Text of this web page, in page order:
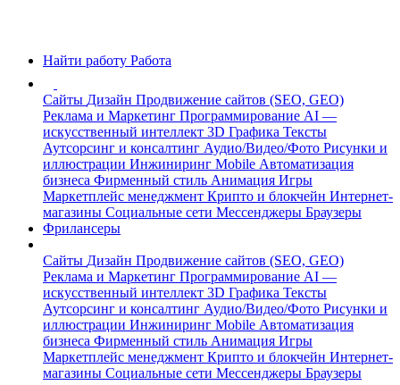
Найти работу Работа
Сайты Дизайн Продвижение сайтов (SEO, GEO)
Реклама и Маркетинг Программирование AI —
искусственный интеллект 3D Графика Тексты
Аутсорсинг и консалтинг Аудио/Видео/Фото Рисунки и
иллюстрации Инжиниринг Mobile Автоматизация
бизнеса Фирменный стиль Анимация Игры
Маркетплейс менеджмент Крипто и блокчейн Интернет-
магазины Социальные сети Мессенджеры Браузеры
Фрилансеры
Сайты Дизайн Продвижение сайтов (SEO, GEO)
Реклама и Маркетинг Программирование AI —
искусственный интеллект 3D Графика Тексты
Аутсорсинг и консалтинг Аудио/Видео/Фото Рисунки и
иллюстрации Инжиниринг Mobile Автоматизация
бизнеса Фирменный стиль Анимация Игры
Маркетплейс менеджмент Крипто и блокчейн Интернет-
магазины Социальные сети Мессенджеры Браузеры